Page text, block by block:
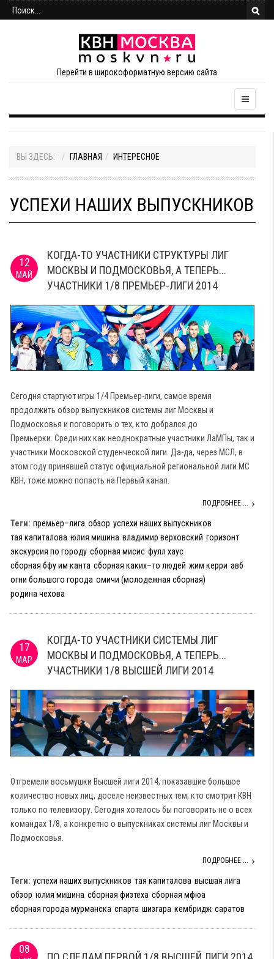
Перейти в широкоформатную версию сайта
ВЫ ЗДЕСЬ: ГЛАВНАЯ ИНТЕРЕСНОЕ
УСПЕХИ НАШИХ ВЫПУСКНИКОВ
12
МАЙ
КОГДА-ТО УЧАСТНИКИ СТРУКТУРЫ ЛИГ
МОСКВЫ И ПОДМОСКОВЬЯ, А ТЕПЕРЬ...
УЧАСТНИКИ 1/8 ПРЕМЬЕР-ЛИГИ 2014
Сегодня стартуют игры 1/4 Премьер-лиги, самое время
продолжить обзор выпускников системы лиг Москвы и
Подмосковья и поговорить о тех, кто добрался до
Премьерки. Среди них как неоднократные участники ЛаМПы, так и
участники Московской студенческой лиги. Да-да, через МСЛ, в
этом году принявшей статус официальной региональной лиги МС
КВН, тоже можно попасть на Первый канал.
ПОДРОБНЕЕ ...
Теги: премьер–лига обзор успехи наших выпускников
тая капиталова юлия мишина владимир верховский горизонт
экскурсия по городу сборная мисис фулл хаус
сборная бфу им канта сборная каких–то людей жим керри авб
огни большого города омичи (молодежная сборная)
родина чехова
17
МАР
КОГДА-ТО УЧАСТНИКИ СИСТЕМЫ ЛИГ
МОСКВЫ И ПОДМОСКОВЬЯ, А ТЕПЕРЬ...
УЧАСТНИКИ 1/8 ВЫСШЕЙ ЛИГИ 2014
Отгремели восьмушки Высшей лиги 2014, показавшие большое
количество новых лиц, доселе неизвестных тем, кто смотрит КВН
только по телевизору. Сегодня хотелось бы поговорить не о всех
командах 1/8, а конкретно о выпускниках системы лиг Москвы и
Подмосковья.
ПОДРОБНЕЕ ...
Теги: успехи наших выпускников тая капиталова высшая лига
обзор юлия мишина сборная физтеха сборная мфюа
сборная города мурманска спарта шизгара кембридж саратов
08